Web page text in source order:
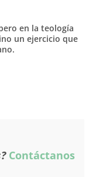
en la teología
un ejercicio que
Contáctanos